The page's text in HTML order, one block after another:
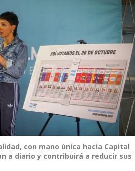
con mano única hacia Capital
a diario y contribuirá a reducir sus